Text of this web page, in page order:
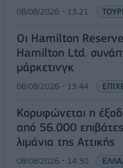
08/08/2026 - 13:21
Οι Hamilton
Hamilton Ltd.
μάρκετινγκ
08/08/2026 - 13:44
Κορυφώνεται η
από 56.000
λιμάνια της Αττικής
08/08/2026 - 14:30